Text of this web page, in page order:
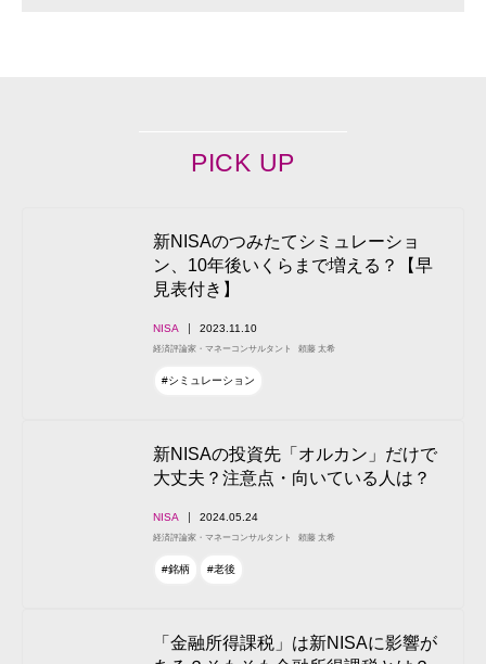
PICK UP
新NISAのつみたてシミュレーショ
ン、10年後いくらまで増える？【早
見表付き】
NISA 2023.11.10
経済評論家・マネーコンサルタント 頼藤 太希
#シミュレーション
新NISAの投資先「オルカン」だけで
大丈夫？注意点・向いている人は？
NISA 2024.05.24
経済評論家・マネーコンサルタント 頼藤 太希
#銘柄 #老後
「金融所得課税」は新NISAに影響が